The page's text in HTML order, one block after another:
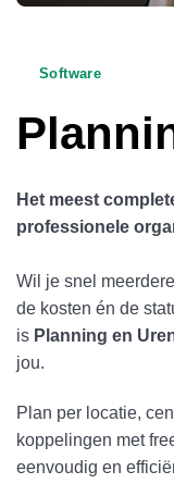
Software
Het meest
professionele
Wil je snel
de kosten én de
is Planning en
jou.
Plan per locatie,
koppelingen met
eenvoudig en